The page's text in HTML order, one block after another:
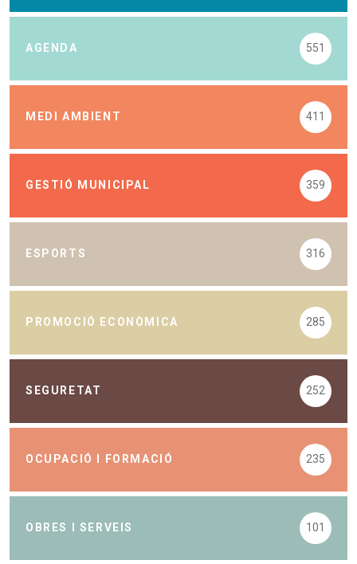
AGENDA 551
MEDI AMBIENT 411
GESTIÓ MUNICIPAL 359
ESPORTS 316
PROMOCIÓ ECONÒMICA 285
SEGURETAT 252
OCUPACIÓ I FORMACIÓ 235
OBRES I SERVEIS 101